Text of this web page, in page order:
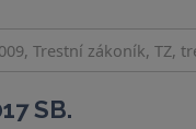
SB.